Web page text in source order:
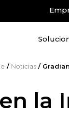
/ Noticias/
la